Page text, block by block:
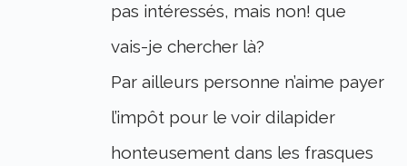
pas intéressés, mais non! que
vais-je chercher là?
Par ailleurs personne n’aime payer
l’impôt pour le voir dilapider
honteusement dans les frasques